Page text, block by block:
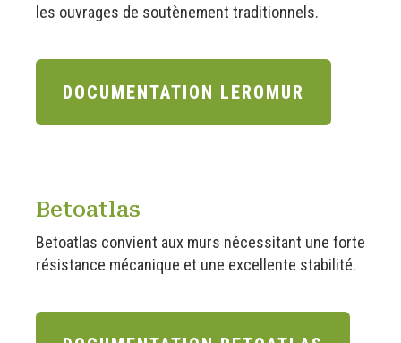
les ouvrages de soutènement traditionnels.
DOCUMENTATION LEROMUR
Betoatlas
Betoatlas convient aux murs nécessitant une forte
résistance mécanique et une excellente stabilité.